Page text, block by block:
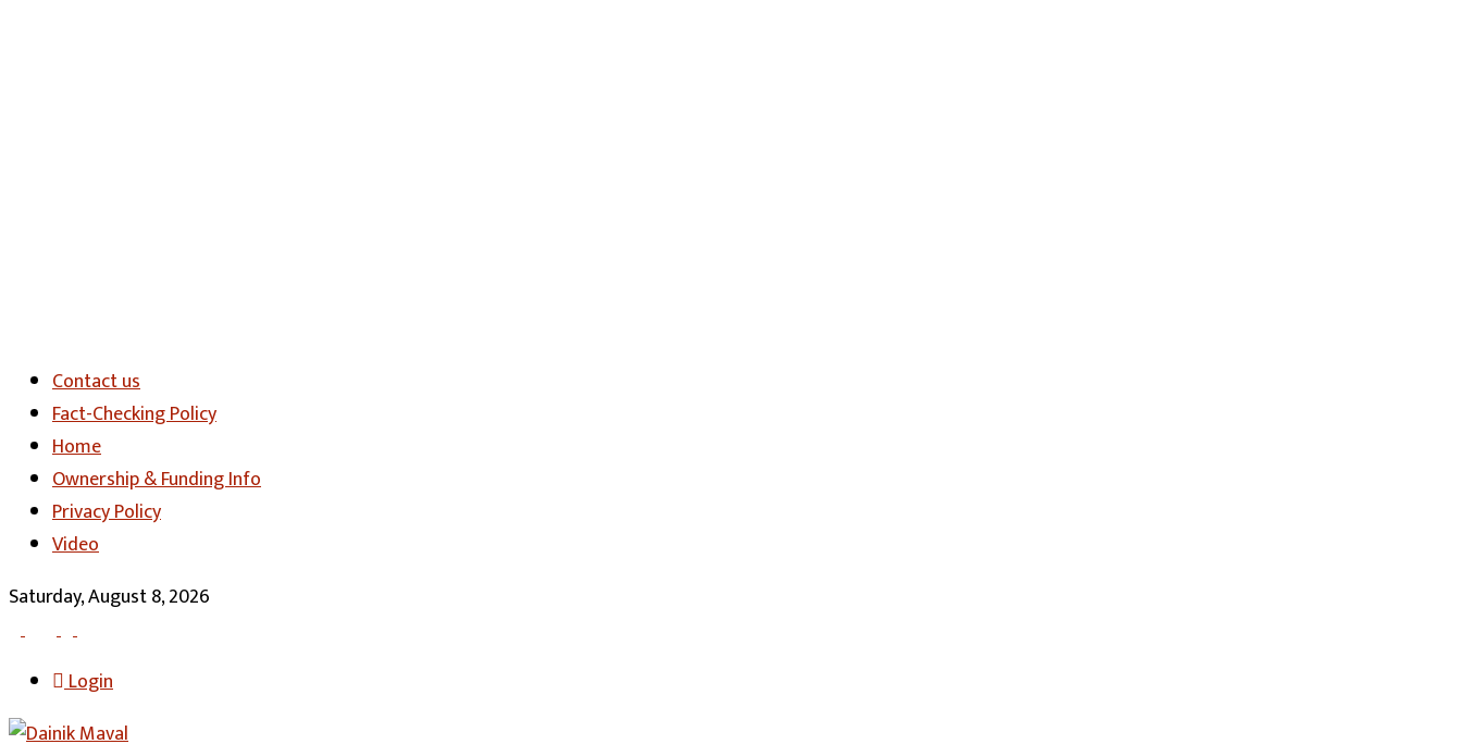
Contact us
Fact-Checking Policy
Home
Ownership & Funding Info
Privacy Policy
Video
Saturday, August 8, 2026
Login